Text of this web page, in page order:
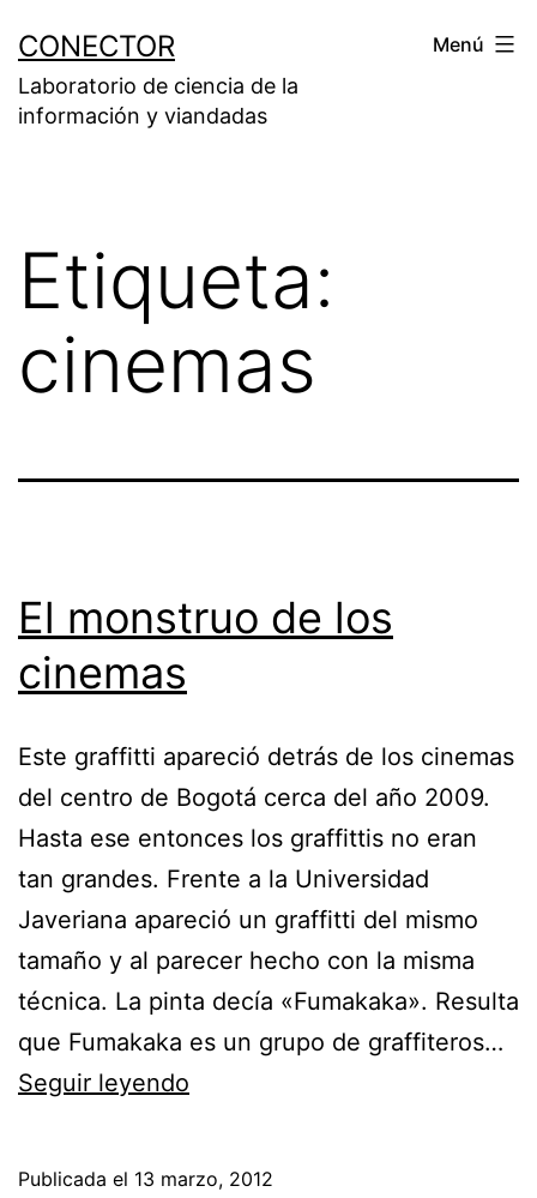
contenido
CONECTOR
Laboratorio de ciencia de la
información y viandadas
Menú
Etiqueta:
cinemas
El monstruo de los
cinemas
Este graffitti apareció detrás de los cinemas
del centro de Bogotá cerca del año 2009.
Hasta ese entonces los graffittis no eran
tan grandes. Frente a la Universidad
Javeriana apareció un graffitti del mismo
tamaño y al parecer hecho con la misma
técnica. La pinta decía «Fumakaka». Resulta
que Fumakaka es un grupo de graffiteros…
Seguir leyendo
Publicada el 13 marzo, 2012